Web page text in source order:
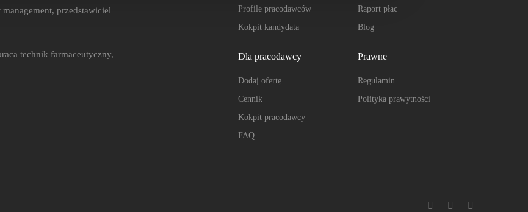
przedstawiciel
technik farmaceutyczny,
Profile pracodawców
Kokpit kandydata
Dla pracodawcy
Dodaj ofertę
Cennik
Kokpit pracodawcy
FAQ
Raport płac
Blog
Prawne
Regulamin
Polityka prawytności